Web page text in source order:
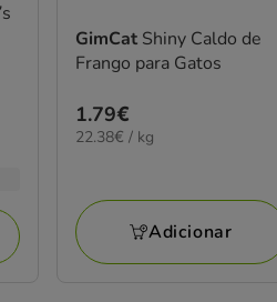
GimCat Shiny Caldo de
Frango para Gatos
Preço
1.79€
1.79€
22.38€
22.38€ / kg
Adicionar